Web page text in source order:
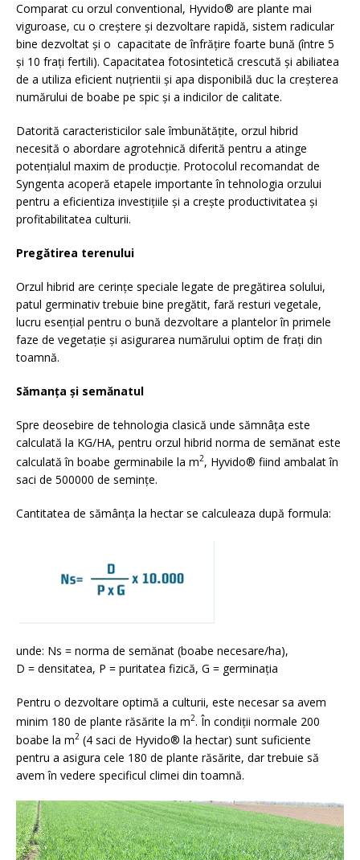
Comparat cu orzul conventional, Hyvido® are plante mai
viguroase, cu o creștere și dezvoltare rapidă, sistem radicular
bine dezvoltat și o capacitate de înfrățire foarte bună (între 5
și 10 frați fertili). Capacitatea fotosintetică crescută și abiliatea
de a utiliza eficient nuțrientii și apa disponibilă duc la creșterea
numărului de boabe pe spic și a indicilor de calitate.
Datorită caracteristicilor sale îmbunătățite, orzul hibrid
necesită o abordare agrotehnică diferită pentru a atinge
potențialul maxim de producție. Protocolul recomandat de
Syngenta acoperă etapele importante în tehnologia orzului
pentru a eficientiza investițiile și a crește productivitatea și
profitabilitatea culturii.
Pregătirea terenului
Orzul hibrid are cerințe speciale legate de pregătirea solului,
patul germinativ trebuie bine pregătit, fară resturi vegetale,
lucru esențial pentru o bună dezvoltare a plantelor în primele
faze de vegetație și asigurarea numărului optim de frați din
toamnă.
Sămanța și semănatul
Spre deosebire de tehnologia clasică unde sămnâța este
calculată la KG/HA, pentru orzul hibrid norma de semănat este
calculată în boabe germinabile la m2, Hyvido® fiind ambalat în
saci de 500000 de semințe.
Cantitatea de sămânța la hectar se calculeaza după formula:
unde: Ns = norma de semănat (boabe necesare/ha),
D = densitatea, P = puritatea fizică, G = germinația
Pentru o dezvoltare optimă a culturii, este necesar sa avem
minim 180 de plante răsărite la m2. În condiții normale 200
boabe la m2 (4 saci de Hyvido® la hectar) sunt suficiente
pentru a asigura cele 180 de plante răsărite, dar trebuie să
avem în vedere specificul climei din toamnă.